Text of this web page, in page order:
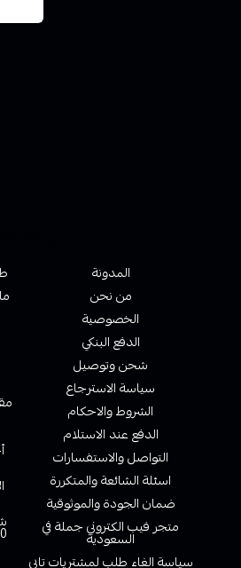
المدونة
من نحن
الخصوصية
الدفع البنكي
شحن وتوصيل
سياسة الاسترجاع
الشروط والاحكام
الدفع عند الاستلام
التواصل والاستفسارات
اسئلة الشائعة والمتكررة
ضمان الجودة والموثوقية
متجر فيب الكتروني جملة في
السعودية
سياسة الغاء طلب لمشتريات تابي
200